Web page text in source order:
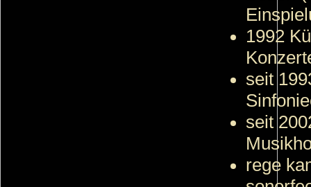
1992
seit
seit
rege